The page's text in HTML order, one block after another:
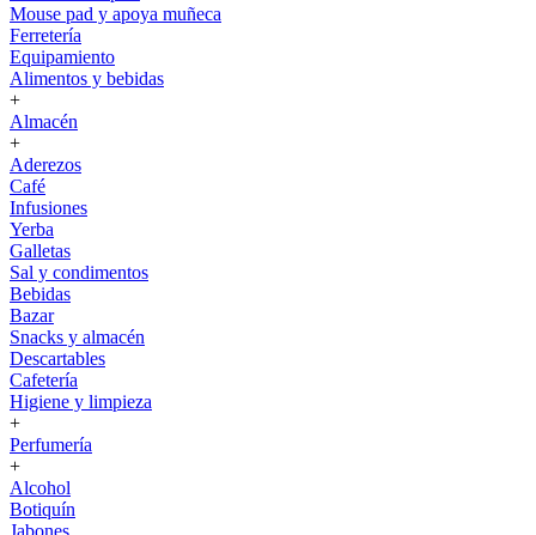
Mouse pad y apoya muñeca
Ferretería
Equipamiento
Alimentos y bebidas
+
Almacén
+
Aderezos
Café
Infusiones
Yerba
Galletas
Sal y condimentos
Bebidas
Bazar
Snacks y almacén
Descartables
Cafetería
Higiene y limpieza
+
Perfumería
+
Alcohol
Botiquín
Jabones